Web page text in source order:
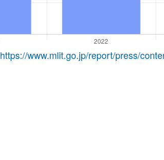
https://www.mlit.go.jp/report/press/